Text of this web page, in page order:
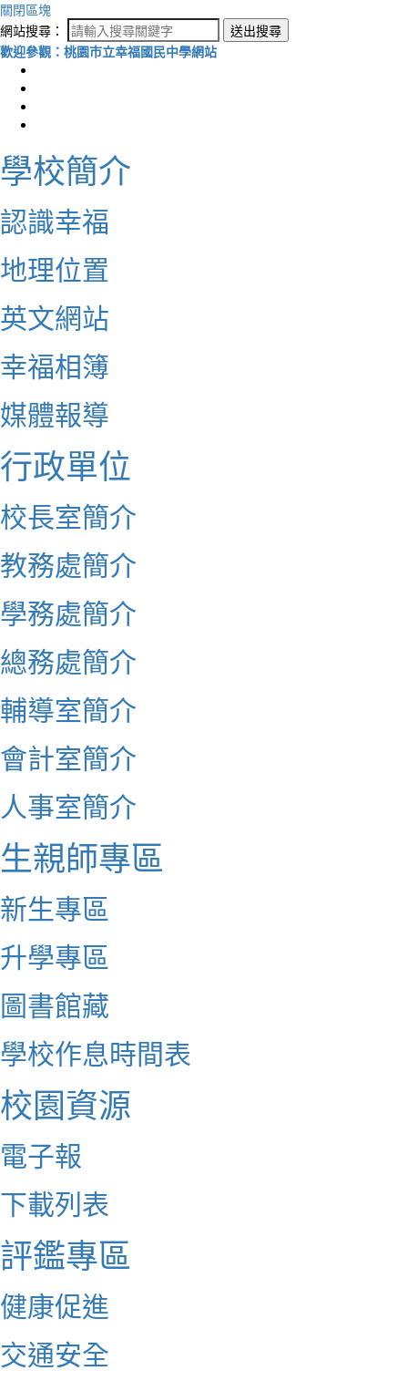
關閉區塊
網站搜尋：
送出搜尋
歡迎參觀：桃園市立幸福國民中學網站
學校簡介
認識幸福
地理位置
英文網站
幸福相簿
媒體報導
行政單位
校長室簡介
教務處簡介
學務處簡介
總務處簡介
輔導室簡介
會計室簡介
人事室簡介
生親師專區
新生專區
升學專區
圖書館藏
學校作息時間表
校園資源
電子報
下載列表
評鑑專區
健康促進
交通安全